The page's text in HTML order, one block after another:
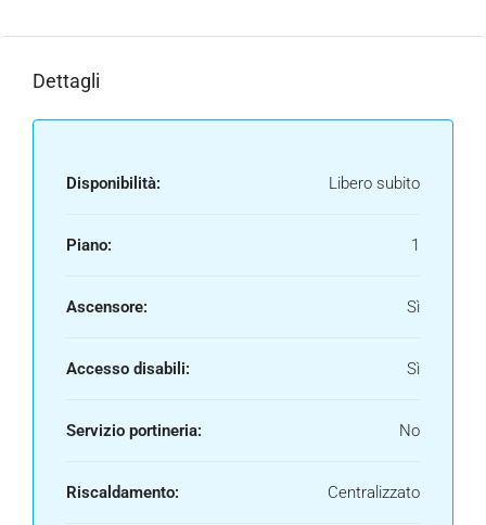
Dettagli
Disponibilità: Libero subito
Piano: 1
Ascensore: Sì
Accesso disabili: Sì
Servizio portineria: No
Riscaldamento: Centralizzato